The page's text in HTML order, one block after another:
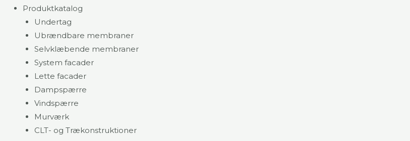
Produktkatalog
Undertag
Ubrændbare membraner
Selvklæbende membraner
System facader
Lette facader
Dampspærre
Vindspærre
Murværk
CLT- og Trækonstruktioner